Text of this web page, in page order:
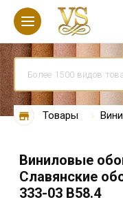
Товары
Виниловые
Славянские
333-03 В58.4